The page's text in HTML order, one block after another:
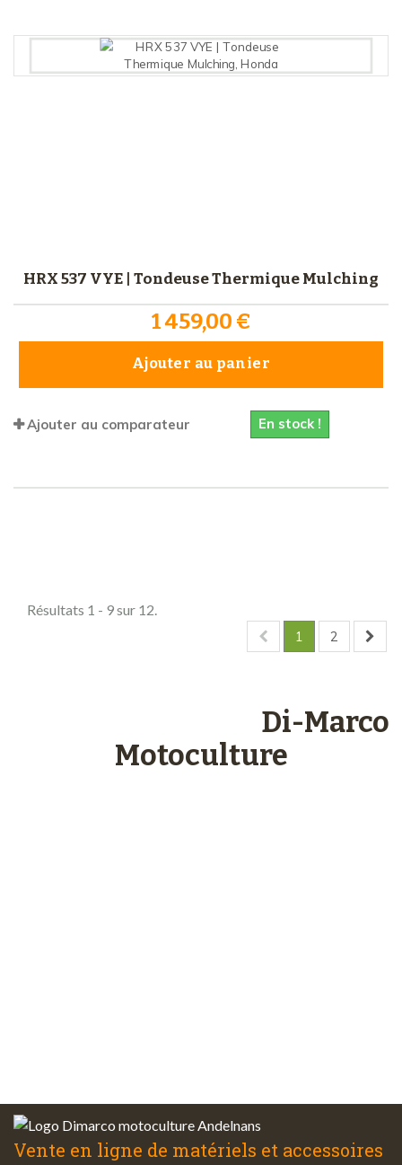
HRX 537 VYE | Tondeuse Thermique Mulching
1 459,00 €
Ajouter au panier
Ajouter au comparateur En stock !
Résultats 1 - 9 sur 12.
1
2
Di-Marco
Motoculture
Vente en ligne de matériels et accessoires